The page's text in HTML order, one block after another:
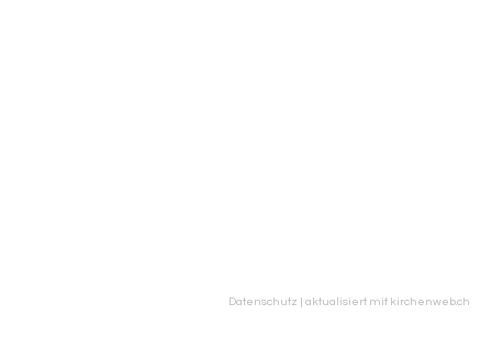
Datenschutz | aktualisiert mit kirchenweb.ch